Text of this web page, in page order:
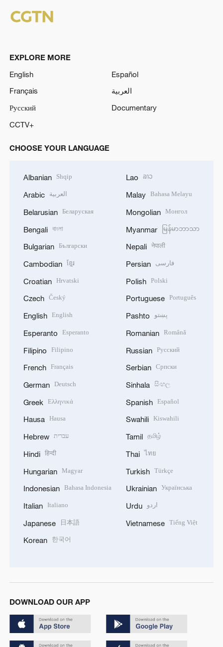
EXPLORE MORE
English
Español
Français
العربية
Русский
Documentary
CCTV+
CHOOSE YOUR LANGUAGE
Albanian Shqip
Arabic العربية
Belarusian Беларуская
Bengali বাংলা
Bulgarian Български
Cambodian ខ្មែរ
Croatian Hrvatski
Czech Český
English English
Esperanto Esperanto
Filipino Filipino
French Français
German Deutsch
Greek Ελληνικά
Hausa Hausa
Hebrew עברית
Hindi हिन्दी
Hungarian Magyar
Indonesian Bahasa Indonesia
Italian Italiano
Japanese 日本語
Korean 한국어
Lao ລາວ
Malay Bahasa Melayu
Mongolian Монгол
Myanmar မြန်မာဘာသာ
Nepali नेपाली
Persian فارسی
Polish Polski
Portuguese Português
Pashto پښتو
Romanian Română
Russian Русский
Serbian Српски
Sinhala සිංහල
Spanish Español
Swahili Kiswahili
Tamil தமிழ்
Thai ไทย
Turkish Türkçe
Ukrainian Українська
Urdu اردو
Vietnamese Tiếng Việt
DOWNLOAD OUR APP